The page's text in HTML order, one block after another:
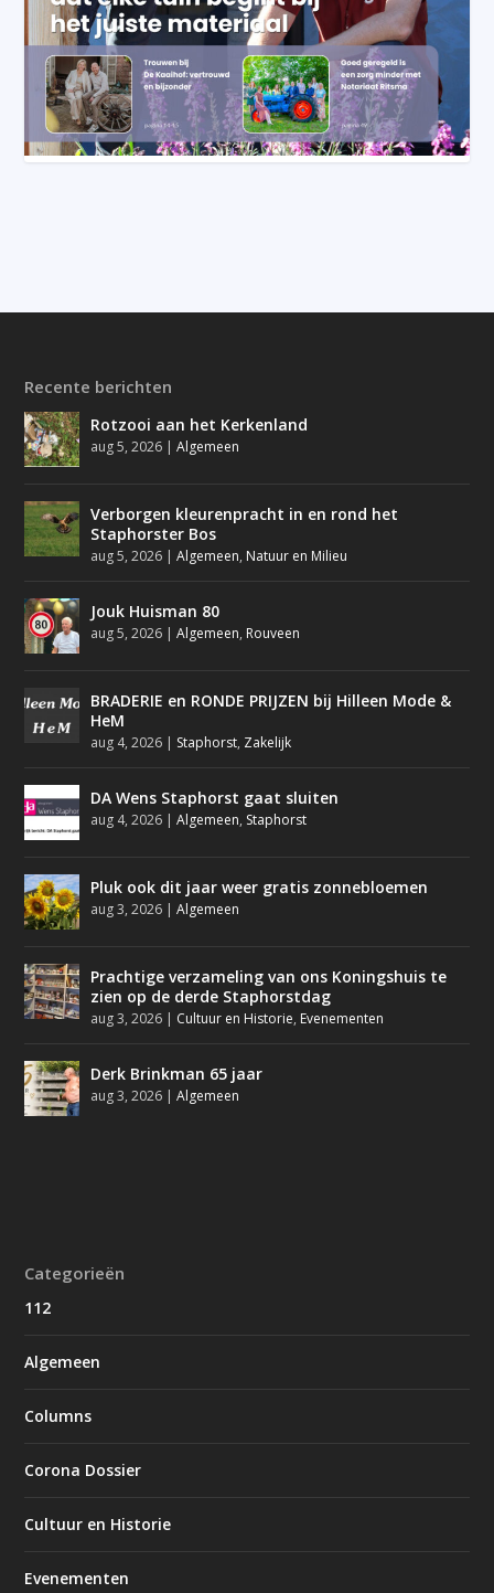
Recente berichten
Rotzooi aan het Kerkenland
aug 5, 2026 |Algemeen
Verborgen kleurenpracht in en rond het
Staphorster Bos
aug 5, 2026 |Algemeen, Natuur en Milieu
Jouk Huisman 80
aug 5, 2026 |Algemeen, Rouveen
BRADERIE en RONDE PRIJZEN bij Hilleen Mode &
HeM
aug 4, 2026 | Staphorst, Zakelijk
DA Wens Staphorst gaat sluiten
aug 4, 2026 |Algemeen, Staphorst
Pluk ook dit jaar weer gratis zonnebloemen
aug 3, 2026 |Algemeen
Prachtige verzameling van ons Koningshuis te
zien op de derde Staphorstdag
aug 3, 2026 | Cultuur en Historie, Evenementen
Derk Brinkman 65 jaar
aug 3, 2026 |Algemeen
Categorieën
112
Algemeen
Columns
Corona Dossier
Cultuur en Historie
Evenementen